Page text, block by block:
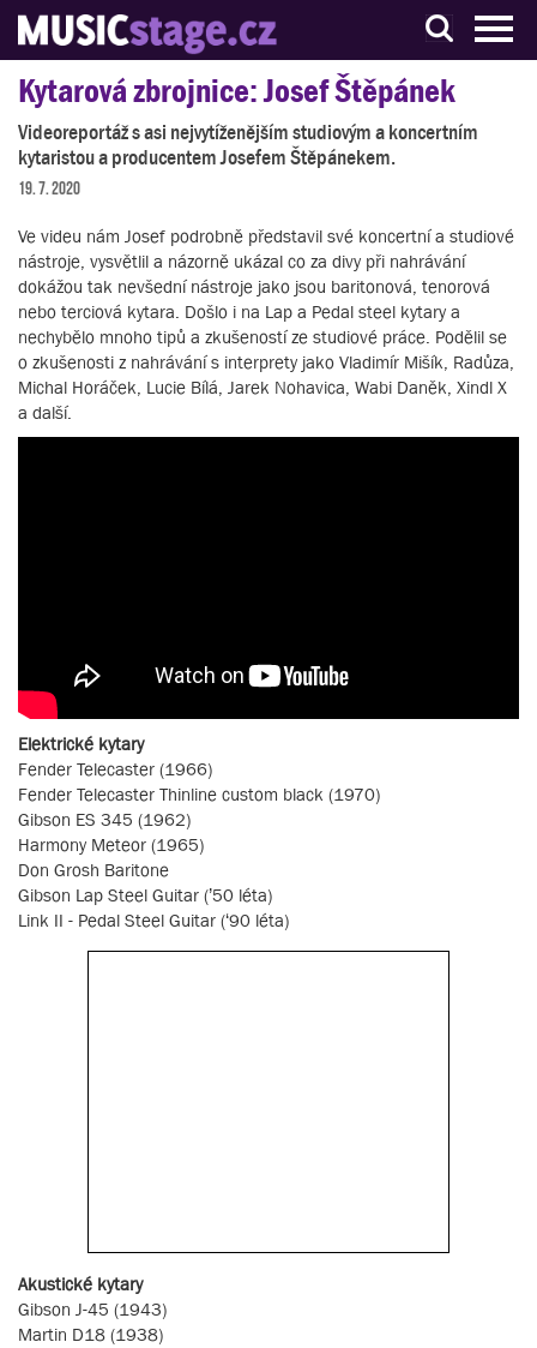
S muzikanty pro muzikanty
Kytarová zbrojnice: Josef Štěpánek
Videoreportáž s asi nejvytíženějším studiovým a koncertním
kytaristou a producentem Josefem Štěpánekem.
19. 7. 2020
Ve videu nám Josef podrobně představil své koncertní a studiové
nástroje, vysvětlil a názorně ukázal co za divy při nahrávání
dokážou tak nevšední nástroje jako jsou baritonová, tenorová
nebo terciová kytara. Došlo i na Lap a Pedal steel kytary a
nechybělo mnoho tipů a zkušeností ze studiové práce. Podělil se
o zkušenosti z nahrávání s interprety jako Vladimír Mišík, Radůza,
Michal Horáček, Lucie Bílá, Jarek Nohavica, Wabi Daněk, Xindl X
a další.
Elektrické kytary
Fender Telecaster (1966)
Fender Telecaster Thinline custom black (1970)
Gibson ES 345 (1962)
Harmony Meteor (1965)
Don Grosh Baritone
Gibson Lap Steel Guitar (’50 léta)
Link II - Pedal Steel Guitar (‘90 léta)
Akustické kytary
Gibson J-45 (1943)
Martin D18 (1938)